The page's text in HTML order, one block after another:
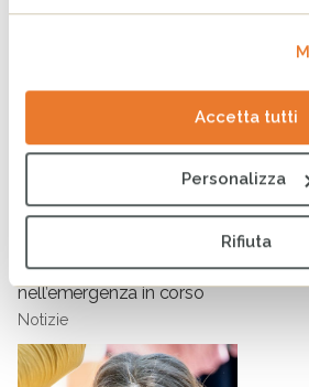
Accetta tutti
Personalizza
Rifiuta
Ucraina: “Investire nel benessere
investire nella pace stessa” il
nell’emergenza in corso
Notizie